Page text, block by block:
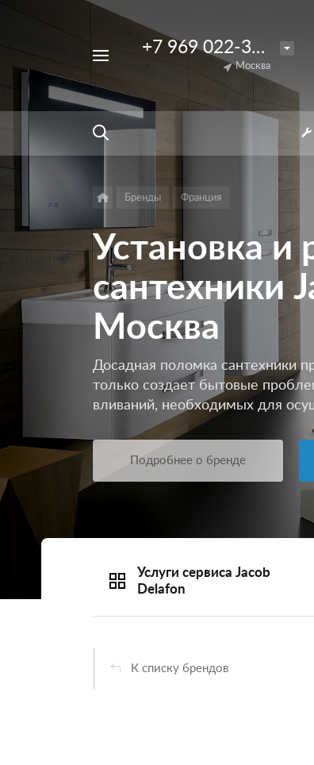
пульта
Джакузи
+7 969 022-33-56
Москва
Бренды Франция
Установка и
сантехники
Москва
Досадная поломка сантехники
только создает бытовые
вливаний, необходимых для
Подробнее о бренде
Услуги сервиса Jacob
Delafon
К списку брендов